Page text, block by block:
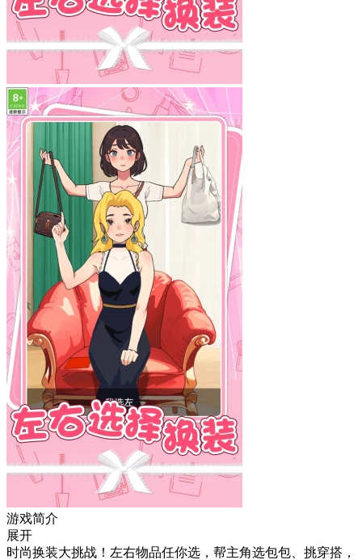
游戏简介
展开
时尚换装大挑战！左右物品任你选，帮主角选包包、挑穿搭，